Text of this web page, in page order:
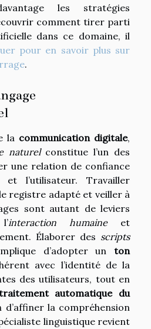
les stratégies
comment tirer parti
dans ce domaine, il
pour en savoir plus sur
.
la communication digitale,
naturelconstitue l’un des
une relation de confiance
l’utilisateur. Travailler
registre adapté et veiller à
sont autant de leviers
interaction humaineet
Élaborer des scripts
d’adopter un ton
avec l’identité de la
des utilisateurs, tout en
automatique du
la compréhension
linguistique revient